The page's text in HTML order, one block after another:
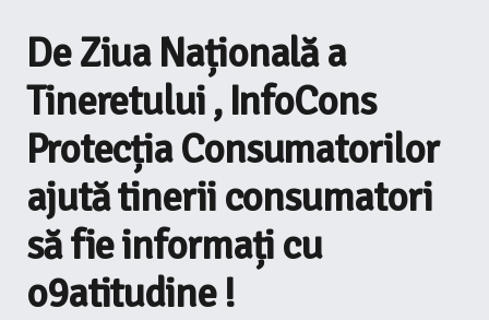
De Ziua Națională a
Tineretului , InfoCons
Protecția Consumatorilor
ajută tinerii consumatori
să fie informați cu
o9atitudine !